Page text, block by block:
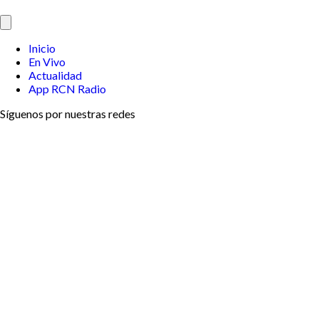
Inicio
En Vivo
Actualidad
App RCN Radio
Síguenos por nuestras redes